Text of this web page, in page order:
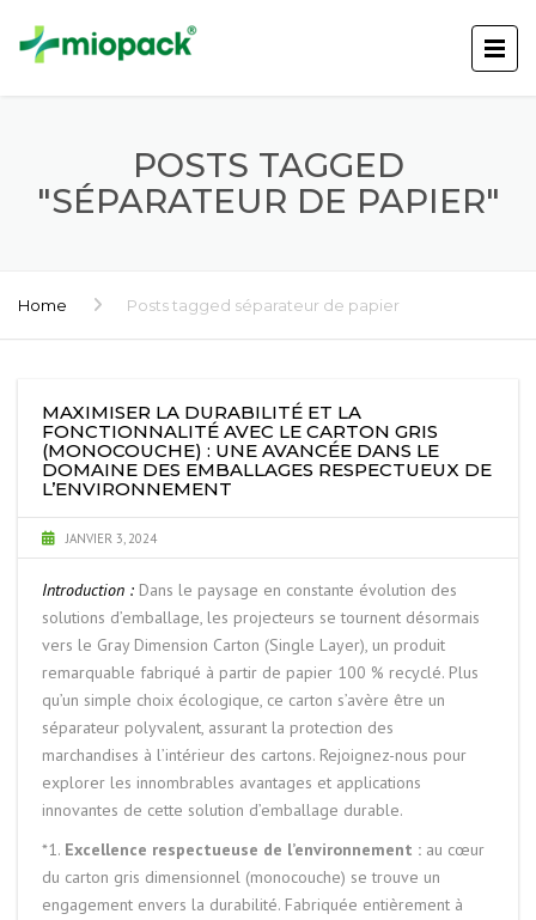
POSTS TAGGED
"SÉPARATEUR DE PAPIER"
Home Posts tagged séparateur de papier
MAXIMISER LA DURABILITÉ ET LA
FONCTIONNALITÉ AVEC LE CARTON GRIS
(MONOCOUCHE) : UNE AVANCÉE DANS LE
DOMAINE DES EMBALLAGES RESPECTUEUX DE
L’ENVIRONNEMENT
JANVIER 3, 2024
Introduction : Dans le paysage en constante évolution des
solutions d’emballage, les projecteurs se tournent désormais
vers le Gray Dimension Carton (Single Layer), un produit
remarquable fabriqué à partir de papier 100 % recyclé. Plus
qu’un simple choix écologique, ce carton s’avère être un
séparateur polyvalent, assurant la protection des
marchandises à l’intérieur des cartons. Rejoignez-nous pour
explorer les innombrables avantages et applications
innovantes de cette solution d’emballage durable.
*1. Excellence respectueuse de l’environnement : au cœur
du carton gris dimensionnel (monocouche) se trouve un
engagement envers la durabilité. Fabriquée entièrement à